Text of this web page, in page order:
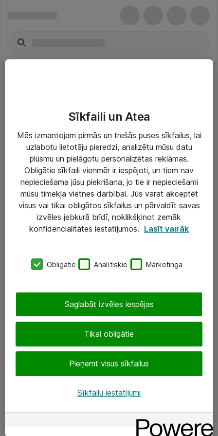
Risinājumi & Pakalpojumi
IT serviss un atbalsts
IT infrastruktūra
Darba vietu IT risinājumi
SIA „ATEA”
+(371) 67 81 90 50
eShop@atea.lv
Sekojiet mums
Sīkfaili un Atea
Mēs izmantojam pirmās un trešās puses sīkfailus, lai
uzlabotu lietotāju pieredzi, analizētu mūsu datu
plūsmu un pielāgotu personalizētas reklāmas.
Obligātie sīkfaili vienmēr ir iespējoti, un tiem nav
nepieciešama jūsu piekrišana, jo tie ir nepieciešami
mūsu tīmekļa vietnes darbībai. Jūs varat akceptēt
visus vai tikai obligātos sīkfailus un pārvaldīt savas
izvēles jebkurā brīdī, noklikšķinot zemāk
konfidencialitātes iestatījumos. Lasīt vairāk
Obligātie Analītiskie Mārketinga
Tikai obligātie
Pieņemt visus sīkfailus
Saglabāt izvēles iespējas
Sīkfailu iestatījumi